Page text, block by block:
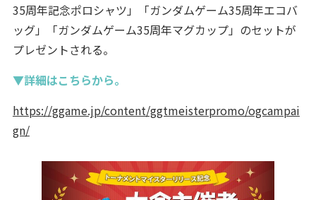
35周年記念ポロシャツ」「ガンダムゲーム35周年エコバ
ッグ」「ガンダムゲーム35周年マグカップ」のセットが
プレゼントされる。
▼詳細はこちらから。
https://ggame.jp/content/ggtmeisterpromo/ogcampai
gn/